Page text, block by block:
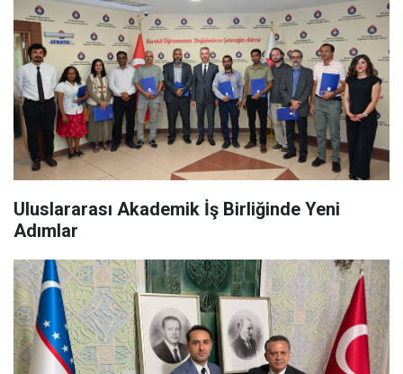
Uluslararası Akademik İş Birliğinde Yeni
Adımlar